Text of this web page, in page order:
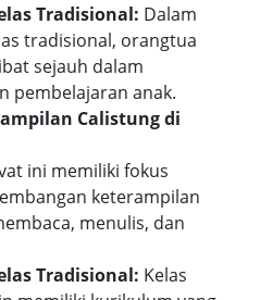
Tradisional: Dalam
tradisional, orangtua
sejauh dalam
pembelajaran anak.
Calistung di
ini memiliki fokus
keterampilan
menulis, dan
Tradisional: Kelas